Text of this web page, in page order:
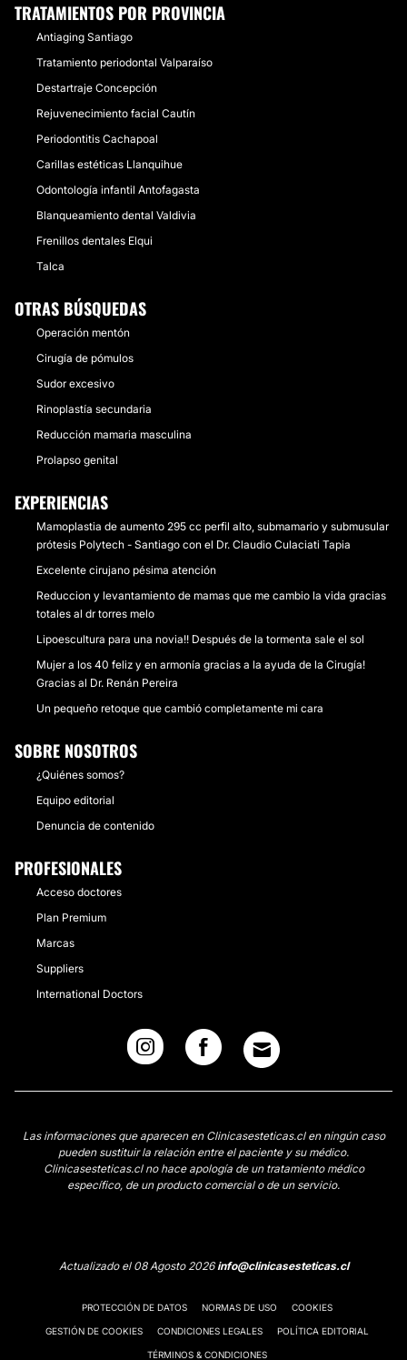
TRATAMIENTOS POR PROVINCIA
Antiaging Santiago
Tratamiento periodontal Valparaíso
Destartraje Concepción
Rejuvenecimiento facial Cautín
Periodontitis Cachapoal
Carillas estéticas Llanquihue
Odontología infantil Antofagasta
Blanqueamiento dental Valdivia
Frenillos dentales Elqui
Talca
OTRAS BÚSQUEDAS
Operación mentón
Cirugía de pómulos
Sudor excesivo
Rinoplastía secundaria
Reducción mamaria masculina
Prolapso genital
EXPERIENCIAS
Mamoplastia de aumento 295 cc perfil alto, submamario y submusular
prótesis Polytech - Santiago con el Dr. Claudio Culaciati Tapia
Excelente cirujano pésima atención
Reduccion y levantamiento de mamas que me cambio la vida gracias
totales al dr torres melo
Lipoescultura para una novia!! Después de la tormenta sale el sol
Mujer a los 40 feliz y en armonía gracias a la ayuda de la Cirugía!
Gracias al Dr. Renán Pereira
Un pequeño retoque que cambió completamente mi cara
SOBRE NOSOTROS
¿Quiénes somos?
Equipo editorial
Denuncia de contenido
PROFESIONALES
Acceso doctores
Plan Premium
Marcas
Suppliers
International Doctors
Las informaciones que aparecen en Clinicasesteticas.cl en ningún caso
pueden sustituir la relación entre el paciente y su médico.
Clinicasesteticas.cl no hace apología de un tratamiento médico
específico, de un producto comercial o de un servicio.
Actualizado el 08 Agosto 2026info@clinicasesteticas.cl
PROTECCIÓN DE DATOS NORMAS DE USO COOKIES
GESTIÓN DE COOKIES CONDICIONES LEGALES POLÍTICA EDITORIAL
TÉRMINOS & CONDICIONES